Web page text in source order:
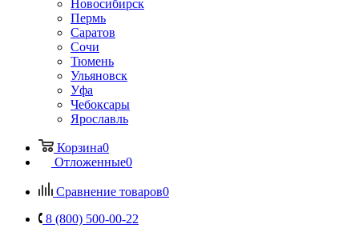
Новосибирск
Пермь
Саратов
Сочи
Тюмень
Ульяновск
Уфа
Чебоксары
Ярославль
Корзина0
Отложенные0
Сравнение товаров0
8 (800) 500-00-22